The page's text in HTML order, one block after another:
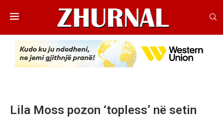
Lila Moss pozon ‘topless’ në setin